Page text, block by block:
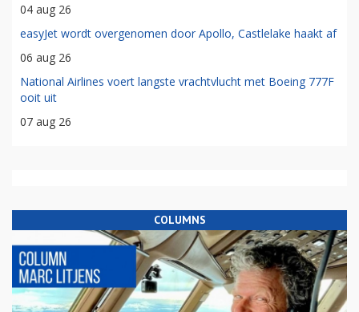
04 aug 26
easyJet wordt overgenomen door Apollo, Castlelake haakt af
06 aug 26
National Airlines voert langste vrachtvlucht met Boeing 777F
ooit uit
07 aug 26
COLUMNS